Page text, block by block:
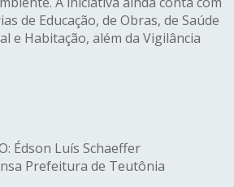
de Educação, de Obras, de Saúde
e Habitação, além da Vigilância
Édson Luís Schaeffer
Prefeitura de Teutônia